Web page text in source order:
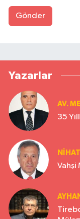
Gönder
Yazarlar
AV.
35
Vahşi